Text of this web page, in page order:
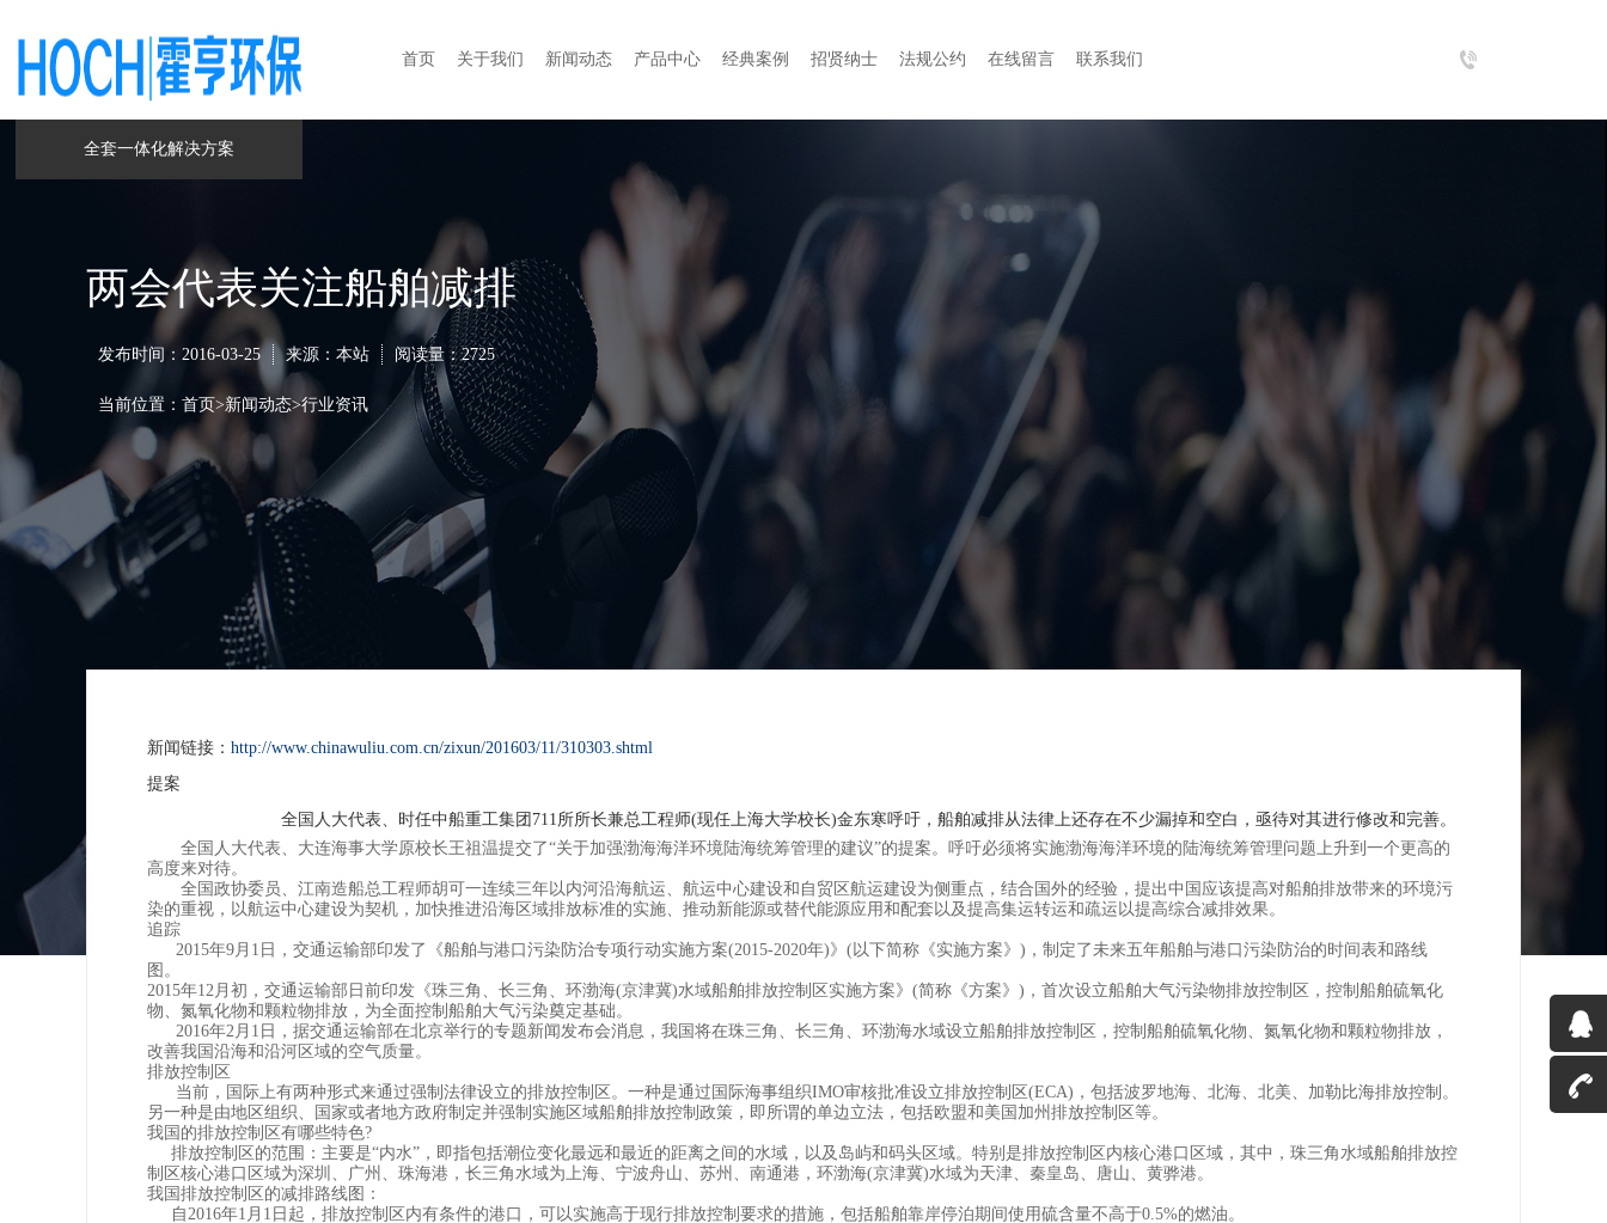
全套一体化解决方案
首页 关于我们 新闻动态 产品中心 经典案例 招贤纳士 法规公约 在线留言 联系我们
tel：
两会代表关注船舶减排
发布时间：2016-03-25 来源：本站 阅读量：2725
当前位置： 首页>新闻动态>行业资讯
新闻链接： http://www.chinawuliu.com.cn/zixun/201603/11/310303.shtml
提案
全国人大代表、时任中船重工集团711所所长兼总工程师(现任上海大学校长)金东寒呼吁，船舶减排从法律上还存在不少漏掉和空白，亟待对其进行修改和完善。
全国人大代表、大连海事大学原校长王祖温提交了“关于加强渤海海洋环境陆海统筹管理的建议”的提案。呼吁必须将实施渤海海洋环境的陆海统筹管理问题上升到一个更高的
高度来对待。
全国政协委员、江南造船总工程师胡可一连续三年以内河沿海航运、航运中心建设和自贸区航运建设为侧重点，结合国外的经验，提出中国应该提高对船舶排放带来的环境污
染的重视，以航运中心建设为契机，加快推进沿海区域排放标准的实施、推动新能源或替代能源应用和配套以及提高集运转运和疏运以提高综合减排效果。
追踪
2015年9月1日，交通运输部印发了《船舶与港口污染防治专项行动实施方案(2015-2020年)》(以下简称《实施方案》)，制定了未来五年船舶与港口污染防治的时间表和路线
图。
2015年12月初，交通运输部日前印发《珠三角、长三角、环渤海(京津冀)水域船舶排放控制区实施方案》(简称《方案》)，首次设立船舶大气污染物排放控制区，控制船舶硫氧化
物、氮氧化物和颗粒物排放，为全面控制船舶大气污染奠定基础。
2016年2月1日，据交通运输部在北京举行的专题新闻发布会消息，我国将在珠三角、长三角、环渤海水域设立船舶排放控制区，控制船舶硫氧化物、氮氧化物和颗粒物排放，
改善我国沿海和沿河区域的空气质量。
排放控制区
当前，国际上有两种形式来通过强制法律设立的排放控制区。一种是通过国际海事组织IMO审核批准设立排放控制区(ECA)，包括波罗地海、北海、北美、加勒比海排放控制。
另一种是由地区组织、国家或者地方政府制定并强制实施区域船舶排放控制政策，即所谓的单边立法，包括欧盟和美国加州排放控制区等。
我国的排放控制区有哪些特色?
排放控制区的范围：主要是“内水”，即指包括潮位变化最远和最近的距离之间的水域，以及岛屿和码头区域。特别是排放控制区内核心港口区域，其中，珠三角水域船舶排放控
制区核心港口区域为深圳、广州、珠海港，长三角水域为上海、宁波舟山、苏州、南通港，环渤海(京津冀)水域为天津、秦皇岛、唐山、黄骅港。
我国排放控制区的减排路线图：
自2016年1月1日起，排放控制区内有条件的港口，可以实施高于现行排放控制要求的措施，包括船舶靠岸停泊期间使用硫含量不高于0.5%的燃油。